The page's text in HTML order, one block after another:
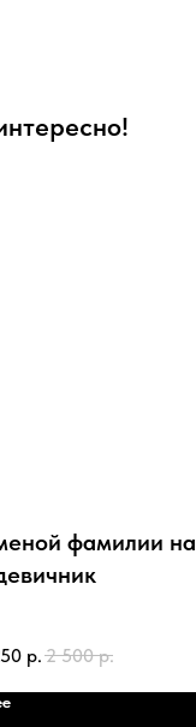
фамилии на
р. 2 500 р.